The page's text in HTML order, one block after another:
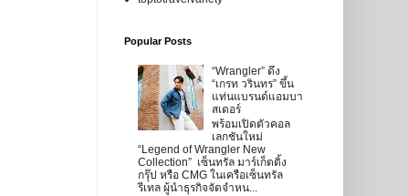
Popular Posts
“Wrangler” ดึง
“เกรท วรินทร” ขึ้น
แท่นแบรนด์แอมบา
สเดอร์
พร้อมเปิดตัวคอล
เลกชันใหม่
“Legend of Wrangler New
Collection” เซ็นทรัล มาร์เก็ตติ้ง
กรุ๊ป หรือ CMG ในเครือเซ็นทรัล
รีเทล ผู้นำธุรกิจจัดจำหน...